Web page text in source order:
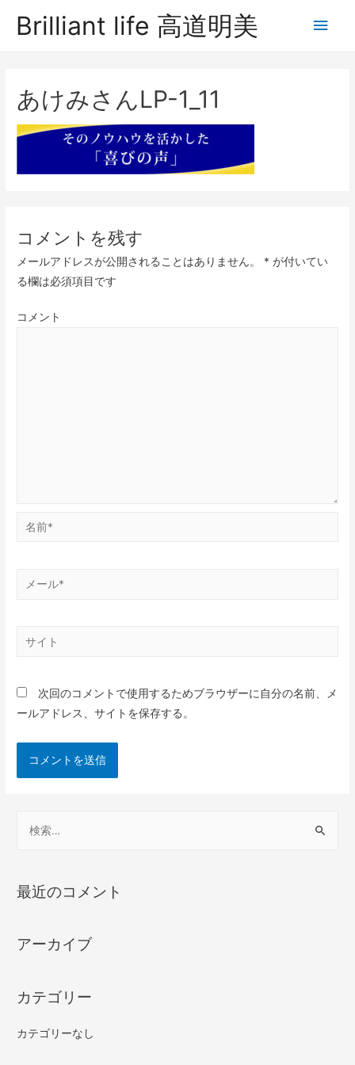
Brilliant life 高道明美
あけみさんLP-1_11
コメントを残す
メールアドレスが公開されることはありません。 * が付いてい
る欄は必須項目です
コメント
次回のコメントで使用するためブラウザーに自分の名前、メ
ールアドレス、サイトを保存する。
最近のコメント
アーカイブ
カテゴリー
カテゴリーなし